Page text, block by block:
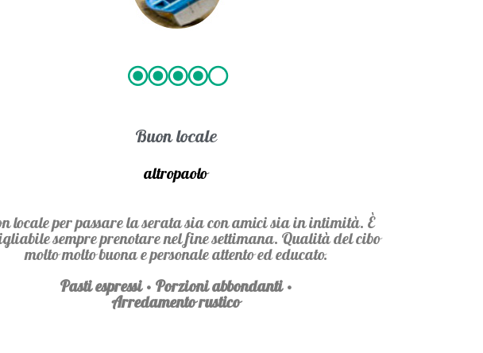
Buon locale
altropaolo
locale per passare la serata sia con amici sia in intimità. È
sempre prenotare nel fine settimana. Qualità del cibo
molto molto buona e personale attento ed educato.
Pasti espressi · Porzioni abbondanti ·
Arredamento rustico